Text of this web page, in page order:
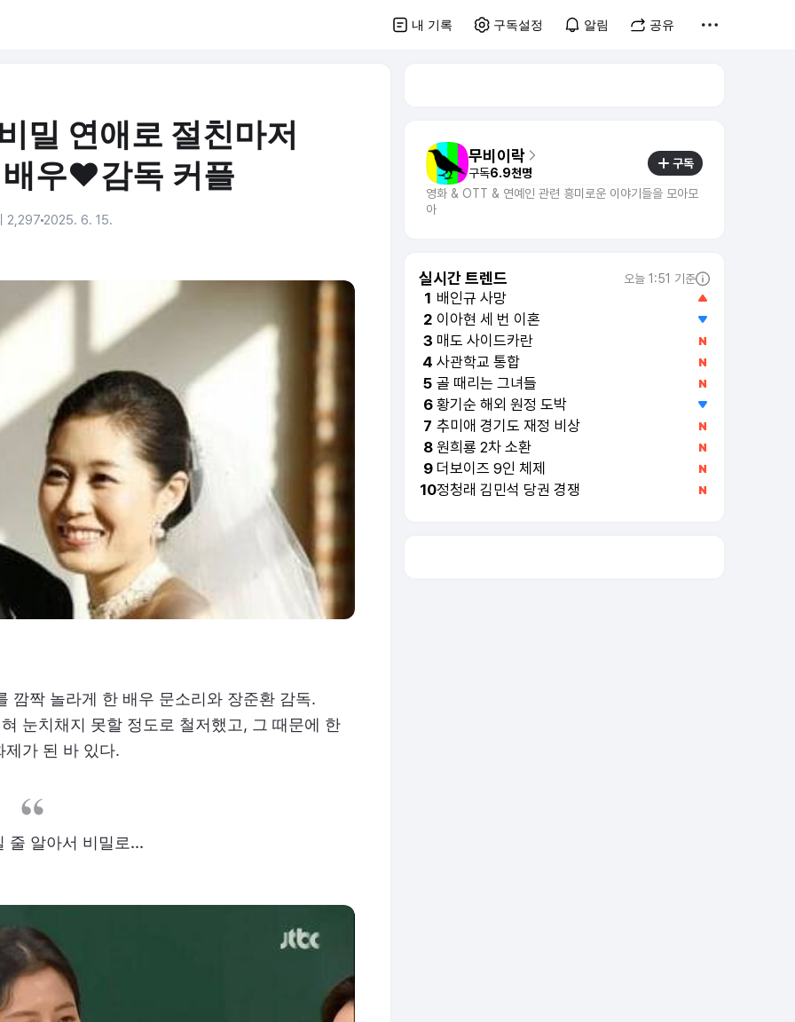
내 기록 구독설정 알림 공유
밀 연애로 절친마저
우❤️감독 커플
2,297 2025. 6. 15.
깜짝 놀라게 한 배우 문소리와 장준환 감독.
눈치채지 못할 정도로 철저했고, 그 때문에 한
가 된 바 있다.
줄 알아서 비밀로...
무비이락
구독6.9천명
구독
영화 & OTT & 연예인 관련 흥미로운 이야기들을 모아모
아
실시간 트렌드 오늘 1:51 기준
1 배인규 사망
2 이아현 세 번 이혼
3 매도 사이드카란
4 사관학교 통합
5 골 때리는 그녀들
6 황기순 해외 원정 도박
7 추미애 경기도 재정 비상
8 원희룡 2차 소환
9 더보이즈 9인 체제
10정청래 김민석 당권 경쟁